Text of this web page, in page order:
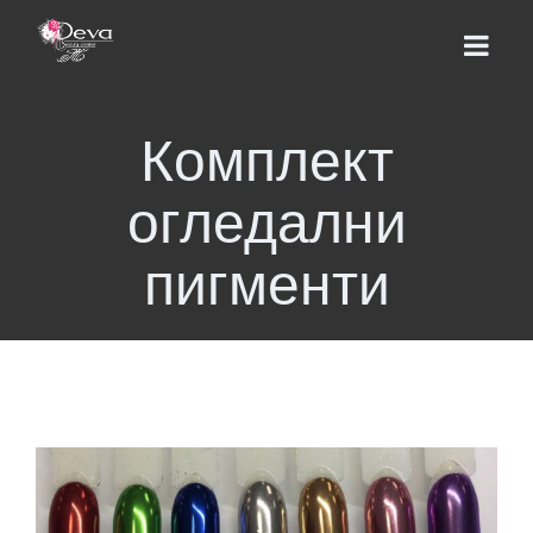
Надграждащи курсове
МАГАЗИН
Комплект
огледални
пигменти